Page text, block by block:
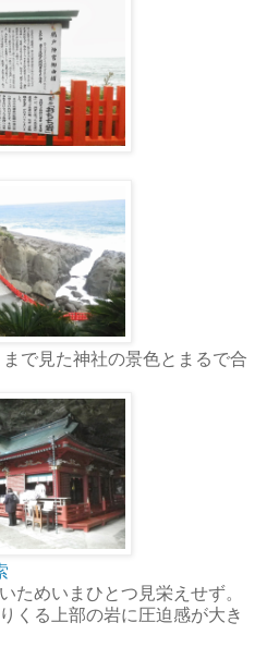
で見た神社の景色とまるで合
ためいまひとつ見栄えせず。
くる上部の岩に圧迫感が大き